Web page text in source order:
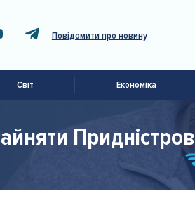
Повідомити про новину
Світ Економіка